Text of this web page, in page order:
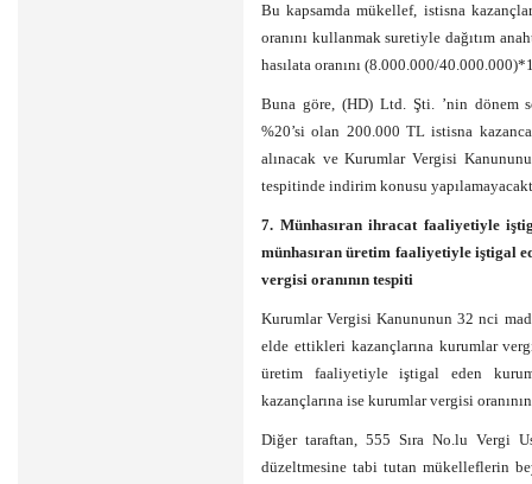
Bu kapsamda mükellef, istisna
oranını kullanmak suretiyle dağıtım
hasılata oranını (8.000.000/
Buna göre, (HD) Ltd. Şti. ’nin dönem
%20’si olan 200.000 TL istisna
alınacak ve Kurumlar Vergisi
tespitinde indirim konusu
7. Münhasıran ihracat faaliyetiyle
münhasıran üretim faaliyetiyle iştigal
vergisi oranının tespiti
Kurumlar Vergisi Kanununun 32 nci
elde ettikleri kazançlarına kurumlar
üretim faaliyetiyle iştigal eden
kazançlarına ise kurumlar vergisi
Diğer taraftan, 555 Sıra No.lu Vergi
düzeltmesine tabi tutan mükelleflerin